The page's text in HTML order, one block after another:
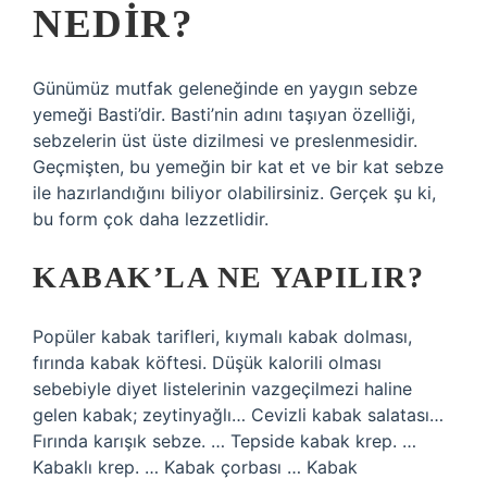
NEDIR?
Günümüz mutfak geleneğinde en yaygın sebze
yemeği Basti’dir. Basti’nin adını taşıyan özelliği,
sebzelerin üst üste dizilmesi ve preslenmesidir.
Geçmişten, bu yemeğin bir kat et ve bir kat sebze
ile hazırlandığını biliyor olabilirsiniz. Gerçek şu ki,
bu form çok daha lezzetlidir.
KABAK’LA NE YAPILIR?
Popüler kabak tarifleri, kıymalı kabak dolması,
fırında kabak köftesi. Düşük kalorili olması
sebebiyle diyet listelerinin vazgeçilmezi haline
gelen kabak; zeytinyağlı… Cevizli kabak salatası…
Fırında karışık sebze. … Tepside kabak krep. …
Kabaklı krep. … Kabak çorbası … Kabak